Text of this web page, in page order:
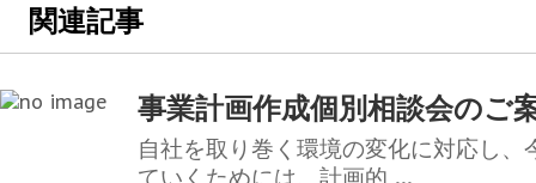
関連記事
事業計画作成個別相談会のご
自社を取り巻く環境の変化に対応し
ていくためには、計画的 ...